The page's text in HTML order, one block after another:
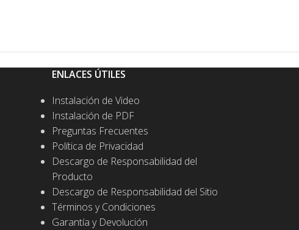
ENLACES ÚTILES
Instalación de Video
Instalación de PDF
Preguntas Frecuentes
Política de Privacidad
Descargo de Responsabilidad del
Producto
Descargo de Responsabilidad del Sitio
Términos y Condiciones
Garantía y Devolución